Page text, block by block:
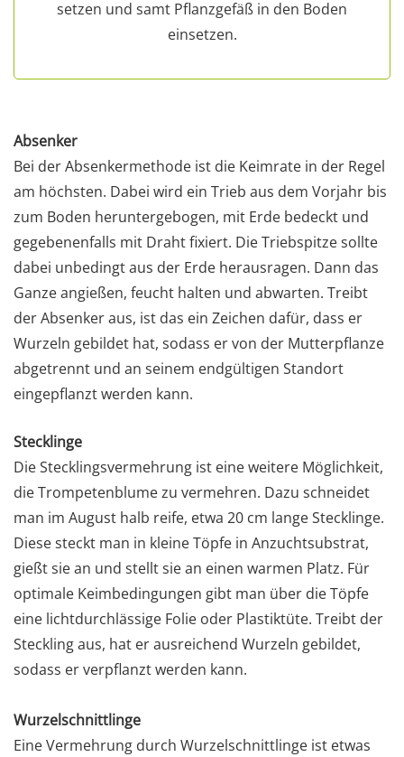
setzen und samt Pflanzgefäß in den Boden
einsetzen.
Absenker
Bei der Absenkermethode ist die Keimrate in der Regel
am höchsten. Dabei wird ein Trieb aus dem Vorjahr bis
zum Boden heruntergebogen, mit Erde bedeckt und
gegebenenfalls mit Draht fixiert. Die Triebspitze sollte
dabei unbedingt aus der Erde herausragen. Dann das
Ganze angießen, feucht halten und abwarten. Treibt
der Absenker aus, ist das ein Zeichen dafür, dass er
Wurzeln gebildet hat, sodass er von der Mutterpflanze
abgetrennt und an seinem endgültigen Standort
eingepflanzt werden kann.
Stecklinge
Die Stecklingsvermehrung ist eine weitere Möglichkeit,
die Trompetenblume zu vermehren. Dazu schneidet
man im August halb reife, etwa 20 cm lange Stecklinge.
Diese steckt man in kleine Töpfe in Anzuchtsubstrat,
gießt sie an und stellt sie an einen warmen Platz. Für
optimale Keimbedingungen gibt man über die Töpfe
eine lichtdurchlässige Folie oder Plastiktüte. Treibt der
Steckling aus, hat er ausreichend Wurzeln gebildet,
sodass er verpflanzt werden kann.
Wurzelschnittlinge
Eine Vermehrung durch Wurzelschnittlinge ist etwas